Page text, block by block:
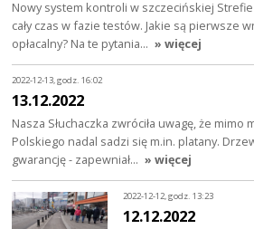
Nowy system kontroli w szczecińskiej
cały czas w fazie testów. Jakie są pierwsze
opłacalny? Na te pytania… » więcej
2022-12-13, godz. 16:02
13.12.2022
Nasza Słuchaczka zwróciła uwagę, że mimo
Polskiego nadal sadzi się m.in. platany.
gwarancję - zapewniał… » więcej
2022-12-12, godz. 13:23
12.12.2022